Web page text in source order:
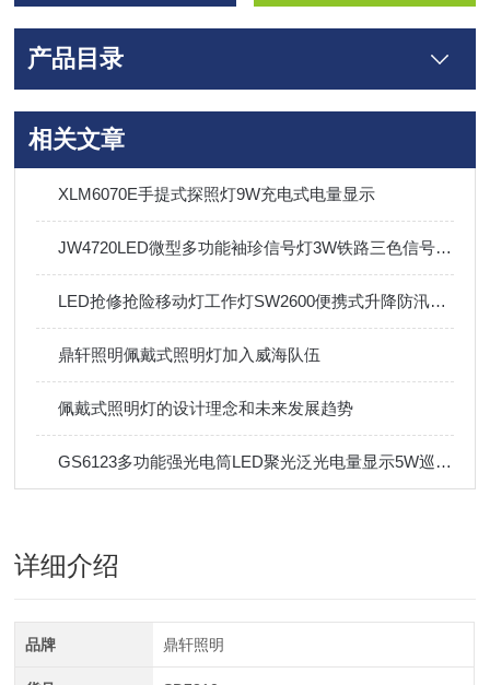
产品目录
相关文章
XLM6070E手提式探照灯9W充电式电量显示
JW4720LED微型多功能袖珍信号灯3W铁路三色信号手电筒
LED抢修抢险移动灯工作灯SW2600便携式升降防汛应急
鼎轩照明佩戴式照明灯加入威海队伍
佩戴式照明灯的设计理念和未来发展趋势
GS6123多功能强光电筒LED聚光泛光电量显示5W巡检手电筒
详细介绍
品牌 鼎轩照明